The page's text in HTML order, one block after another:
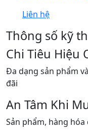
Liên hệ
Thông số kỹ
Chi Tiêu Hiệu
Đa dạng sản phẩm
đãi
An Tâm Khi
Sản phẩm, hàng